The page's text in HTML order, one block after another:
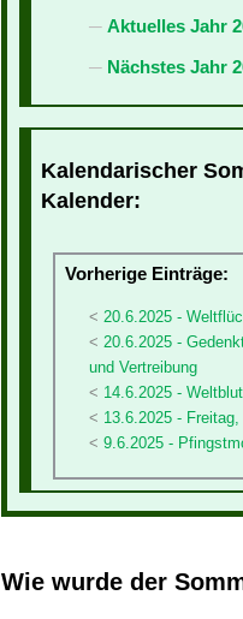
Aktuelles Jahr
Nächstes Jahr
Kalendarischer
Kalender:
Vorherige Einträge:
20.6.2025 -
20.6.2025 -
und Vertreibung
14.6.2025 -
13.6.2025 -
9.6.2025 -
Wie wurde der